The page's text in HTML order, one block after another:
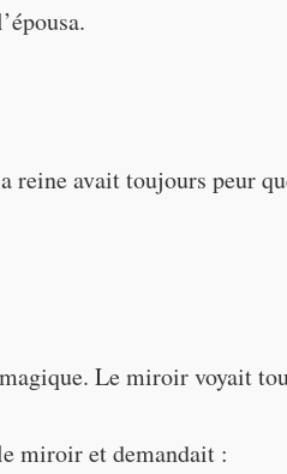
reine avait toujours peur
Le miroir voyait
miroir et demandait :